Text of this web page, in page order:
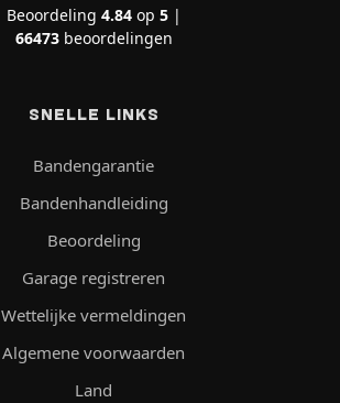
Beoordeling 4.84op 5|
66473beoordelingen
SNELLE LINKS
Bandengarantie
Bandenhandleiding
Beoordeling
Garage registreren
Wettelijke vermeldingen
Algemene voorwaarden
Land